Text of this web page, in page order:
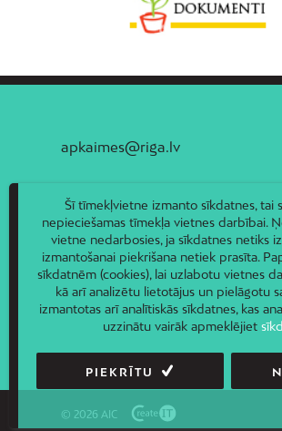
apkaimes@riga.lv
© 2026 AIC
Šī tīmekļvietne izmanto sīkdatnes, tai
nepieciešamas tīmekļa vietnes darbībai.
vietne nedarbosies, ja sīkdatnes netiks
izmantošanai piekrišana netiek prasīta.
sīkdatnēm (cookies), lai uzlabotu vietnes
kā arī analizētu lietotājus un pielāgotu
izmantotas arī analītiskās sīkdatnes, kas
uzzinātu vairāk apmeklējiet
PIEKRĪTU